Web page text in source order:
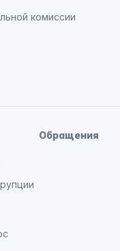
комиссии
Обращения